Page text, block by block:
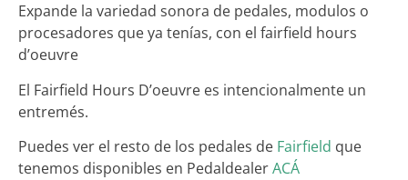
Expande la variedad sonora de pedales, modulos o
procesadores que ya tenías, con el fairfield hours
d’oeuvre
El Fairfield Hours D’oeuvre es intencionalmente un
entremés.
Puedes ver el resto de los pedales de Fairfield que
tenemos disponibles en PedaldealerACÁ